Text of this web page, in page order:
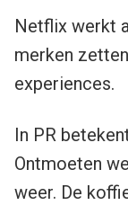
Netflix werkt
merken
experiences.
In PR
Ontmoeten
weer. De